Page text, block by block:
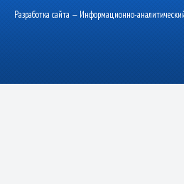
Разработка сайта — Информационно-